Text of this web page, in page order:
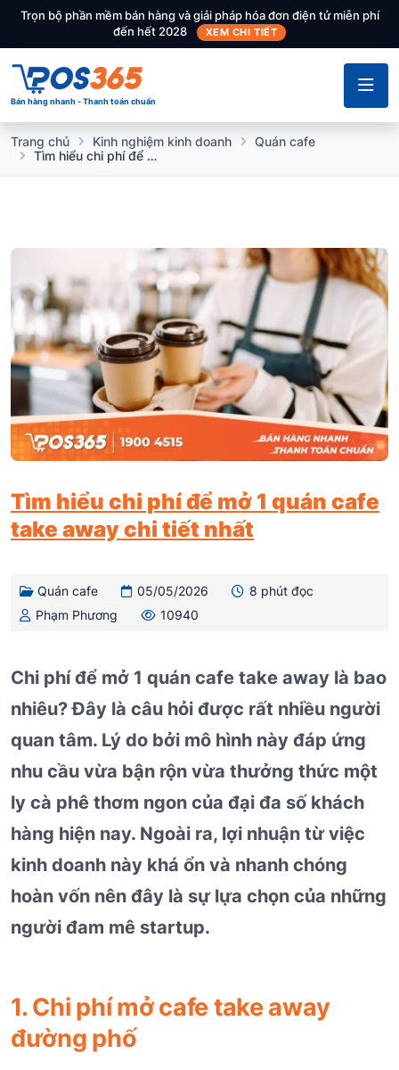
Trọn bộ phần mềm bán hàng và giải pháp hóa đơn điện tử miễn phí
đến hết 2028
XEM CHI TIẾT
Bán hàng nhanh - Thanh toán chuẩn
Trang chủ Kinh nghiệm kinh doanh
Quán cafe
Tìm hiểu chi phí để mở 1 quán cafe take away chi tiết nhất
Tìm hiểu chi phí để mở 1 quán cafe
take away chi tiết nhất
Quán cafe 05/05/2026
8 phút đọc
Phạm Phương
10940
Chi phí để mở 1 quán cafe take away là bao
nhiêu? Đây là câu hỏi được rất nhiều người
quan tâm. Lý do bởi mô hình này đáp ứng
nhu cầu vừa bận rộn vừa thưởng thức một
ly cà phê thơm ngon của đại đa số khách
hàng hiện nay. Ngoài ra, lợi nhuận từ việc
kinh doanh này khá ổn và nhanh chóng
hoàn vốn nên đây là sự lựa chọn của những
người đam mê startup.
1. Chi phí mở cafe take away
đường phố